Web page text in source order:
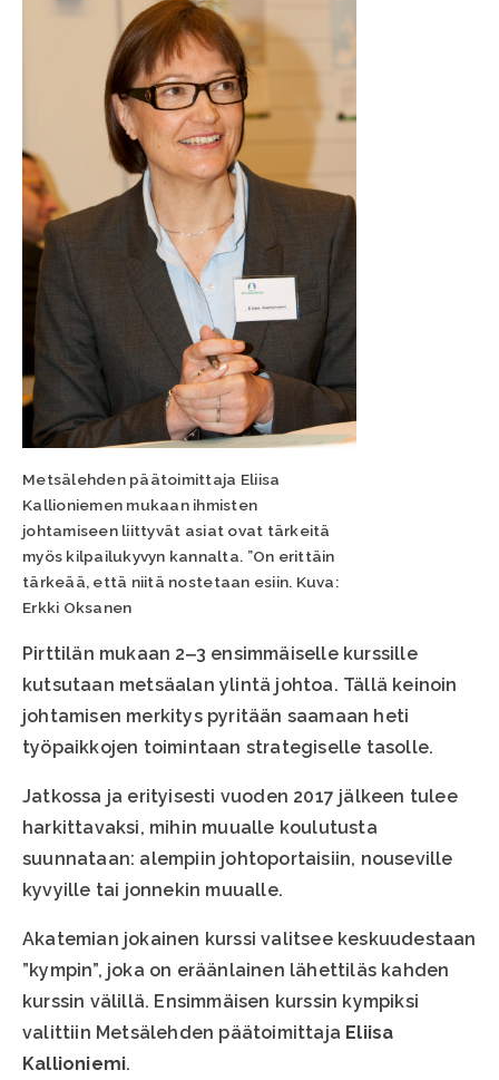
Metsälehden päätoimittaja Eliisa
Kallioniemen mukaan ihmisten
johtamiseen liittyvät asiat ovat tärkeitä
myös kilpailukyvyn kannalta. ”On erittäin
tärkeää, että niitä nostetaan esiin. Kuva:
Erkki Oksanen
Pirttilän mukaan 2‒3 ensimmäiselle kurssille
kutsutaan metsäalan ylintä johtoa. Tällä keinoin
johtamisen merkitys pyritään saamaan heti
työpaikkojen toimintaan strategiselle tasolle.
Jatkossa ja erityisesti vuoden 2017 jälkeen tulee
harkittavaksi, mihin muualle koulutusta
suunnataan: alempiin johtoportaisiin, nouseville
kyvyille tai jonnekin muualle.
Akatemian jokainen kurssi valitsee keskuudestaan
”kympin”, joka on eräänlainen lähettiläs kahden
kurssin välillä. Ensimmäisen kurssin kympiksi
valittiin Metsälehden päätoimittaja Eliisa
Kallioniemi.